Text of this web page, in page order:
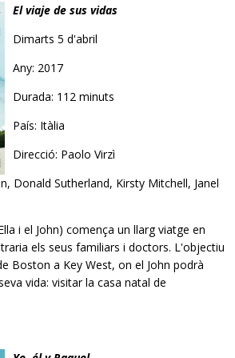
El viaje de sus vidas
Dimarts 5 d'abril
Any: 2017
Durada: 112 minuts
País: Itàlia
Direcció: Paolo Virzì
Donald Sutherland, Kirsty Mitchell, Janel
i el John) comença un llarg viatge en
els seus familiars i doctors. L'objectiu
Boston a Key West, on el John podrà
vida: visitar la casa natal de